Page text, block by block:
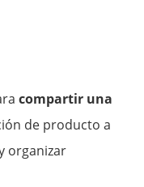
compartir una
de producto a
organizar